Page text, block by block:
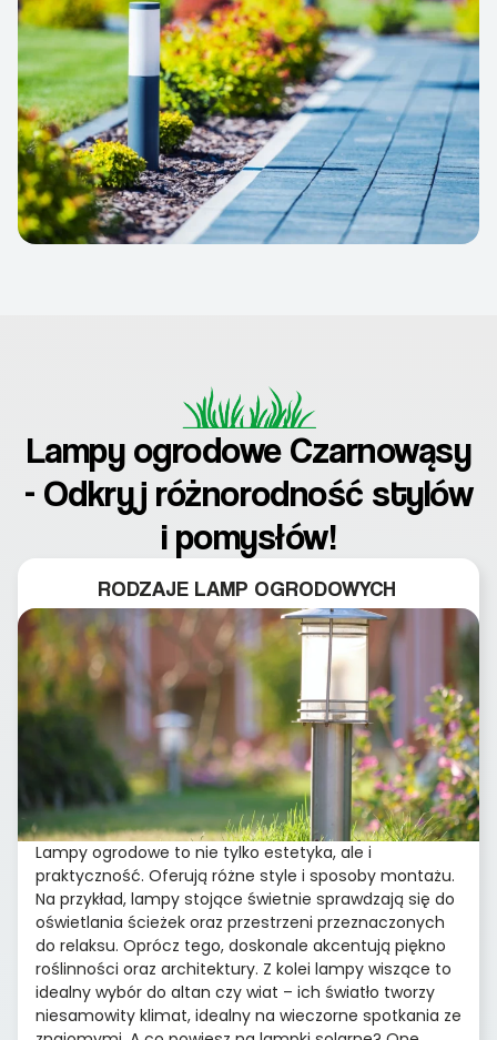
Lampy ogrodowe Czarnowąsy
- Odkryj różnorodność stylów
i pomysłów!
RODZAJE LAMP OGRODOWYCH
Lampy ogrodowe to nie tylko estetyka, ale i
praktyczność. Oferują różne style i sposoby montażu.
Na przykład, lampy stojące świetnie sprawdzają się do
oświetlania ścieżek oraz przestrzeni przeznaczonych
do relaksu. Oprócz tego, doskonale akcentują piękno
roślinności oraz architektury. Z kolei lampy wiszące to
idealny wybór do altan czy wiat – ich światło tworzy
niesamowity klimat, idealny na wieczorne spotkania ze